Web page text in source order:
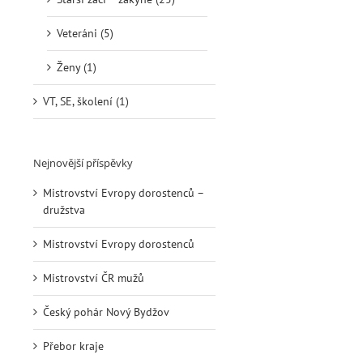
Veteráni (5)
Ženy (1)
VT, SE, školení (1)
Nejnovější příspěvky
Mistrovství Evropy dorostenců –
družstva
Mistrovství Evropy dorostenců
Mistrovství ČR mužů
Český pohár Nový Bydžov
Přebor kraje